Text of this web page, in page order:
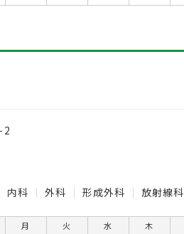
2
内科 外科 形成外科 放射線科
月 火 水 木